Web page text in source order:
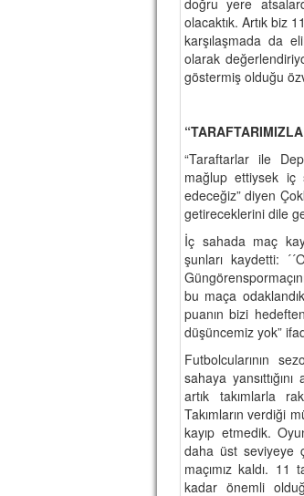
doğru yere
olacaktık. Artık biz
karşılaşmada da
olarak
göstermiş olduğu
“Taraftarlar ile
mağlup ettiysek iç
edeceğiz” diyen
getireceklerini dile
İç sahada maç
şunları kaydetti:
bu maça
puanın bizi
düşüncemiz yok”
Futbolcularının
sahaya
artık takımlarla
Takımların verdiği
kayıp etmedik.
daha üst seviyeye
maçımız kaldı.
kadar önemli